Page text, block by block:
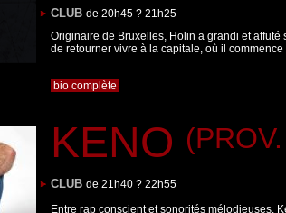
CLUB de 20h45 ? 21h25
Originaire de Bruxelles, Holin a grandi et affuté
de retourner vivre à la capitale, où il
bio complète
KENO
CLUB de 21h40 ? 22h55
Entre rap conscient et sonorités mélodieuses,